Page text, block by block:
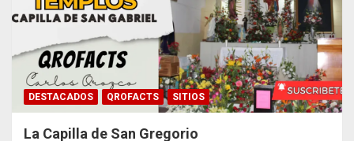
DESTACADOS QROFACTS SITIOS
La Capilla de San Gregorio